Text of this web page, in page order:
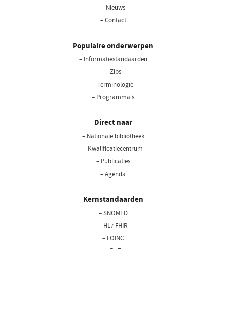
– Nieuws
– Contact
Populaire onderwerpen
– Informatiestandaarden
– Zibs
– Terminologie
– Programma's
Direct naar
– Nationale bibliotheek(opent
– Kwalificatiecentrum
– Publicaties
– Agenda
Kernstandaarden
– SNOMED
– HL7 FHIR
– LOINC
– BgZ